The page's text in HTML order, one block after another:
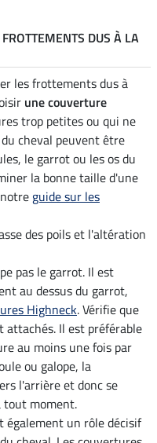
DUS À LA
les frottements dus à
une couverture
trop petites ou qui ne
cheval peuvent être
le garrot ou les os du
la bonne taille d'une
guide sur les
des poils et l'altération
pas le garrot. Il est
au dessus du garrot,
Highneck. Vérifie que
attachés. Il est préférable
au moins une fois par
ou galope, la
l'arrière et donc se
tout moment.
également un rôle décisif